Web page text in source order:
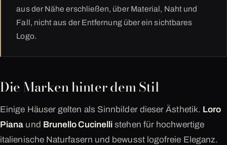
aus der Nähe erschließen, über Material, Naht und
Fall, nicht aus der Entfernung über ein sichtbares
Logo.
Die Marken hinter dem Stil
Einige Häuser gelten als Sinnbilder dieser Ästhetik. Loro
Piana und Brunello Cucinelli stehen für hochwertige
italienische Naturfasern und bewusst logofreie Eleganz.